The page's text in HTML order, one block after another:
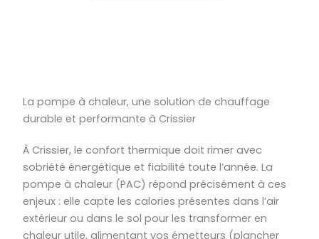
La pompe à chaleur, une solution de chauffage
durable et performante à Crissier
À Crissier, le confort thermique doit rimer avec
sobriété énergétique et fiabilité toute l’année. La
pompe à chaleur (PAC) répond précisément à ces
enjeux : elle capte les calories présentes dans l’air
extérieur ou dans le sol pour les transformer en
chaleur utile, alimentant vos émetteurs (plancher